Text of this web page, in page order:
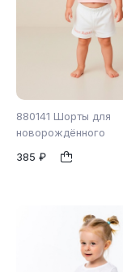
880141 Шорты для
новорождённого
385 ₽